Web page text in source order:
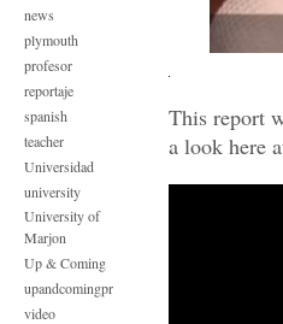
news
plymouth
profesor
reportaje
spanish
teacher
Universidad
university
University of
Marjon
Up & Coming
upandcomingpr
video
This report
a look here